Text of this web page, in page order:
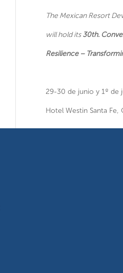
The Mexican Resort
will hold its30th.
Resilience –
29-30 de junio y 1º de
Hotel Westin Santa Fe,